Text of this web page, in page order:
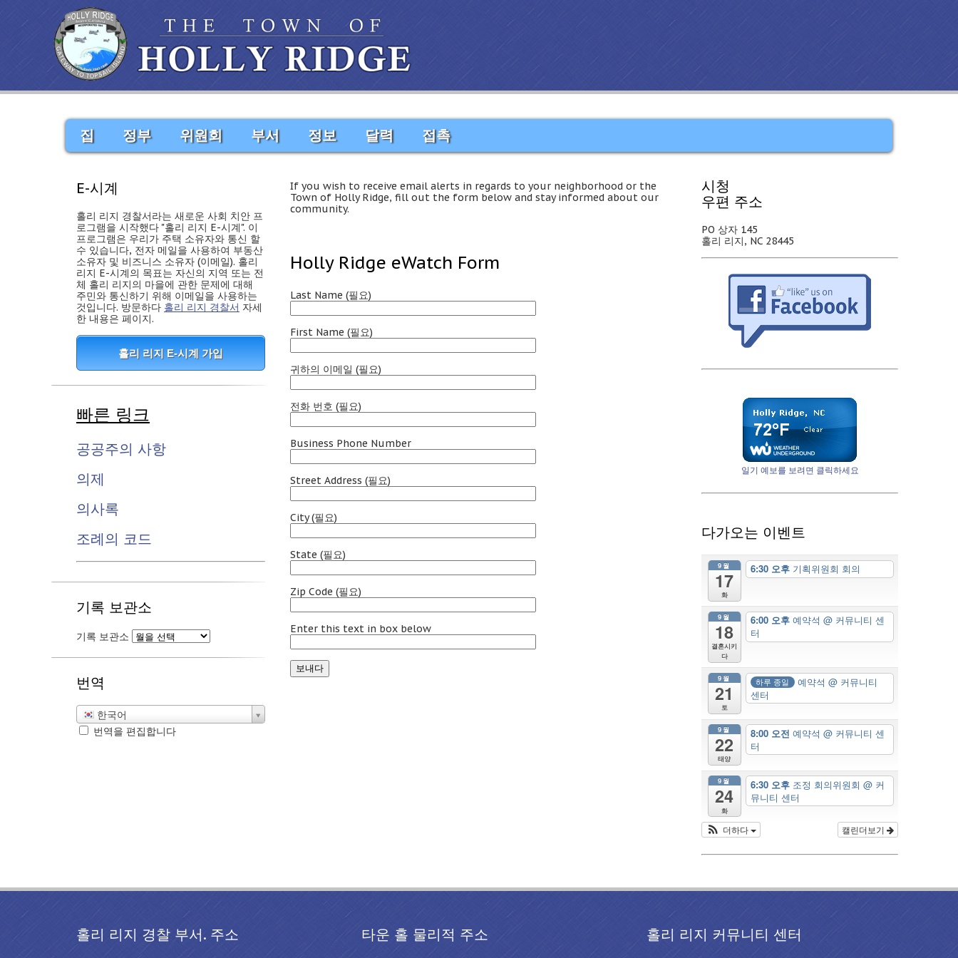
집 정부 위원회 부서 정보 달력 접촉
E-시계
홀리 리지 경찰서라는 새로운 사회 치안 프
로그램을 시작했다 "홀리 리지 E-시계". 이
프로그램은 우리가 주택 소유자와 통신 할
수 있습니다, 전자 메일을 사용하여 부동산
소유자 및 비즈니스 소유자 (이메일). 홀리
리지 E-시계의 목표는 자신의 지역 또는 전
체 홀리 리지의 마을에 관한 문제에 대해
주민와 통신하기 위해 이메일을 사용하는
것입니다. 방문하다 홀리 리지 경찰서 자세
한 내용은 페이지.
홀리 리지 E-시계 가입
빠른 링크
공공주의 사항
의제
의사록
조례의 코드
기록 보관소
기록 보관소
번역
한국어
번역을 편집합니다
If you wish to receive email alerts in regards to your neighborhood or the
Town of Holly Ridge, fill out the form below and stay informed about our
community.
Holly Ridge eWatch Form
Last Name (필요)
First Name (필요)
귀하의 이메일 (필요)
전화 번호 (필요)
Business Phone Number
Street Address (필요)
City(필요)
State (필요)
Zip Code (필요)
Enter this text in box below
시청
우편 주소
PO 상자 145
홀리 리지, NC 28445
일기 예보를 보려면 클릭하세요
다가오는 이벤트
9월
17
화
6:30 오후 기획위원회 회의
9월
18
결혼시키
다
6:00 오후 예약석 @ 커뮤니티 센
터
9월
21
토
하루 종일 예약석@ 커뮤니티
센터
9월
22
태양
8:00 오전 예약석 @ 커뮤니티 센
터
9월
24
화
6:30 오후 조정 회의위원회 @ 커
뮤니티 센터
캘린더보기
더하다
홀리 리지 경찰 부서. 주소 타운 홀 물리적 주소 홀리 리지 커뮤니티 센터